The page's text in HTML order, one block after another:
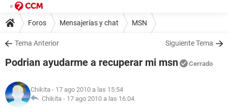
Foros Mensajerías y chat MSN
Tema Anterior Siguiente Tema
Podrian ayudarme a recuperar mi msn Cerrado
Chikita - 17 ago 2010 a las 15:54
Chikita - 17 ago 2010 a las 16:04